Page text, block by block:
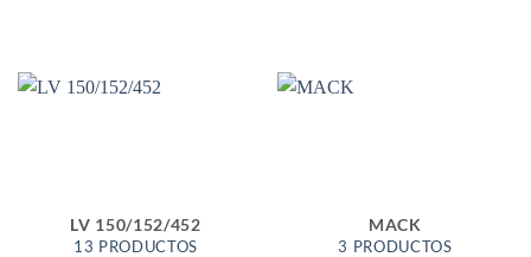
LV 150/152/452
13 PRODUCTOS
MACK
3 PRODUCTOS